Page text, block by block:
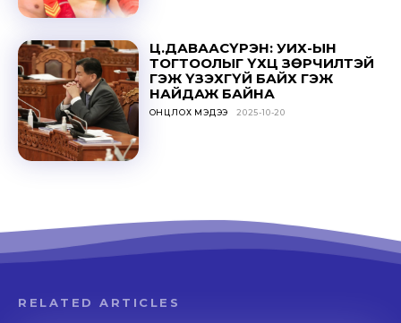
Ц.ДАВААСҮРЭН: УИХ-ЫН
ТОГТООЛЫГ ҮХЦ ЗӨРЧИЛТЭЙ
ГЭЖ ҮЗЭХГҮЙ БАЙХ ГЭЖ
НАЙДАЖ БАЙНА
ОНЦЛОХ МЭДЭЭ 2025-10-20
RELATED ARTICLES